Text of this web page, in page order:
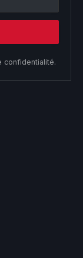
confidentialité.